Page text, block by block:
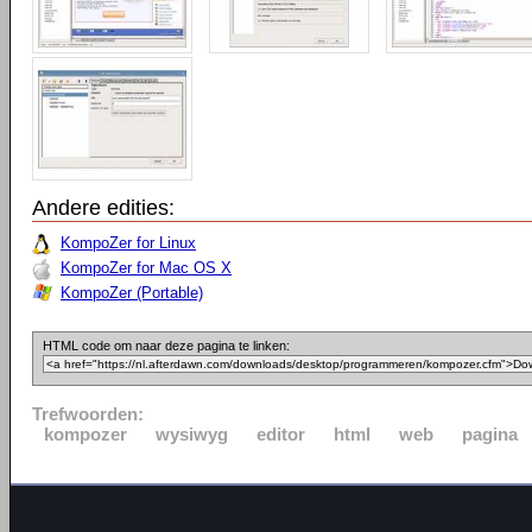
Andere edities:
KompoZer for Linux
KompoZer for Mac OS X
KompoZer (Portable)
HTML code om naar deze pagina te linken:
Trefwoorden:
kompozer
wysiwyg editor html web pagina